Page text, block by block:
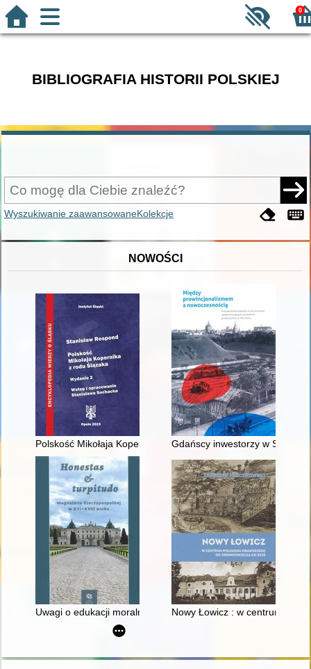
0
BIBLIOGRAFIA HISTORII POLSKIEJ
Wyszukiwanie zaawansowaneKolekcje
NOWOŚCI
Polskość Mikołaja Kopernika z rodu Ślązaka
Gdańscy inwestorzy w
Uwagi o edukacji moralnej synów szlacheckich w XVI-
Nowy Łowicz : w centrum